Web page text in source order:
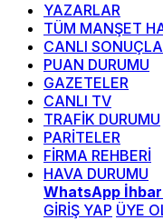
YAZARLAR
TÜM MANŞET
CANLI
PUAN DURUMU
GAZETELER
CANLI TV
TRAFİK DURUMU
PARİTELER
FİRMA REHBERİ
HAVA DURUMU
WhatsApp İhbar
GİRİŞ YAP ÜYE